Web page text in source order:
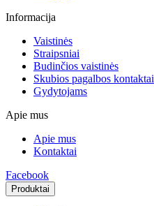
Informacija
Vaistinės
Straipsniai
Budinčios vaistinės
Skubios pagalbos kontaktai
Gydytojams
Apie mus
Apie mus
Kontaktai
Facebook
Produktai